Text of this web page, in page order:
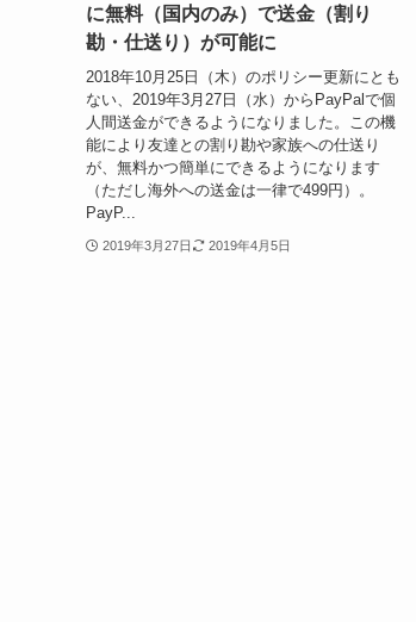
に無料（国内のみ）で送金（割り
勘・仕送り）が可能に
2018年10月25日（木）のポリシー更新にとも
ない、2019年3月27日（水）からPayPalで個
人間送金ができるようになりました。この機
能により友達との割り勘や家族への仕送り
が、無料かつ簡単にできるようになります
（ただし海外への送金は一律で499円）。
PayP...
2019年3月27日 2019年4月5日